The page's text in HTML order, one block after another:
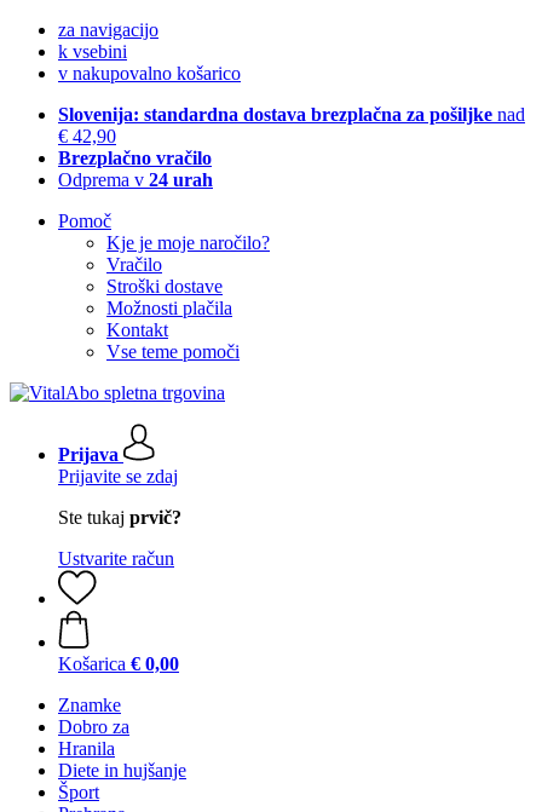
za navigacijo
k vsebini
v nakupovalno košarico
Slovenija: standardna dostava brezplačna za pošiljke nad
€ 42,90
Brezplačno vračilo
Odprema v 24 urah
Pomoč
Kje je moje naročilo?
Vračilo
Stroški dostave
Možnosti plačila
Kontakt
Vse teme pomoči
Prijava
Prijavite se zdaj
Ste tukaj prvič?
Ustvarite račun
Košarica € 0,00
Znamke
Dobro za
Hranila
Diete in hujšanje
Šport